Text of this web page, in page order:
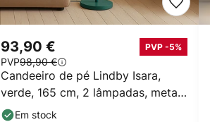
Candeeiro de pé Lindby Isara,
verde, 165 cm, 2 lâmpadas, metal,
E27
93,90 € PVP -5%
PVP98,90 €
Em stock